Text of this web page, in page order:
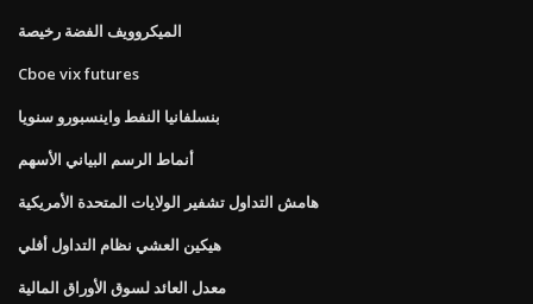
الميكروويف الفضة رخيصة
Cboe vix futures
بنسلفانيا النفط واينسبورو سنويا
أنماط الرسم البياني الأسهم
هامش التداول تشفير الولايات المتحدة الأمريكية
هيكين العشي نظام التداول أفلي
معدل العائد لسوق الأوراق المالية